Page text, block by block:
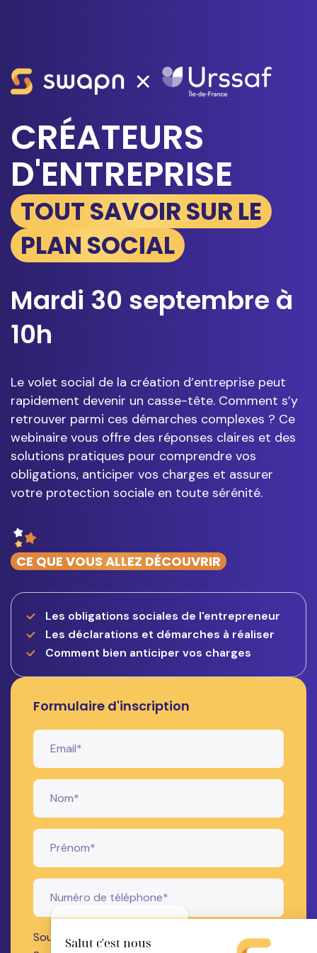
Salut c'est nous
CRÉATEURS
D'ENTREPRISE
TOUT SAVOIR SUR LE
PLAN SOCIAL
Mardi 30 septembre à
10h
Le volet social de la création d’entreprise peut
rapidement devenir un casse-tête. Comment s’y
retrouver parmi ces démarches complexes ? Ce
webinaire vous offre des réponses claires et des
solutions pratiques pour comprendre vos
obligations, anticiper vos charges et assurer
votre protection sociale en toute sérénité.
CE QUE VOUS ALLEZ DÉCOUVRIR
Les obligations sociales de l'entrepreneur
Les déclarations et démarches à réaliser
Comment bien anticiper vos charges
Formulaire d'inscription
Sous quel délai voulez-vous créer votre société